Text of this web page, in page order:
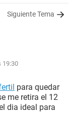
Siguiente Tema
19:30
para quedar
me retira el 12
dia ideal para